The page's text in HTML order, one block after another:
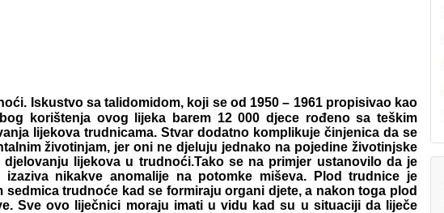
Iskustvo sa talidomidom, koji se od 1950 – 1961 propisivao kao
korištenja ovog lijeka barem 12 000 djece rođeno sa teškim
lijekova trudnicama. Stvar dodatno komplikuje činjenica da se
životinjam, jer oni ne djeluju jednako na pojedine životinjske
lijekova u trudnoći.Tako se na primjer ustanovilo da je
nikakve anomalije na potomke miševa. Plod trudnice je
trudnoće kad se formiraju organi djete, a nakon toga plod
Sve ovo liječnici moraju imati u vidu kad su u situaciji da liječe